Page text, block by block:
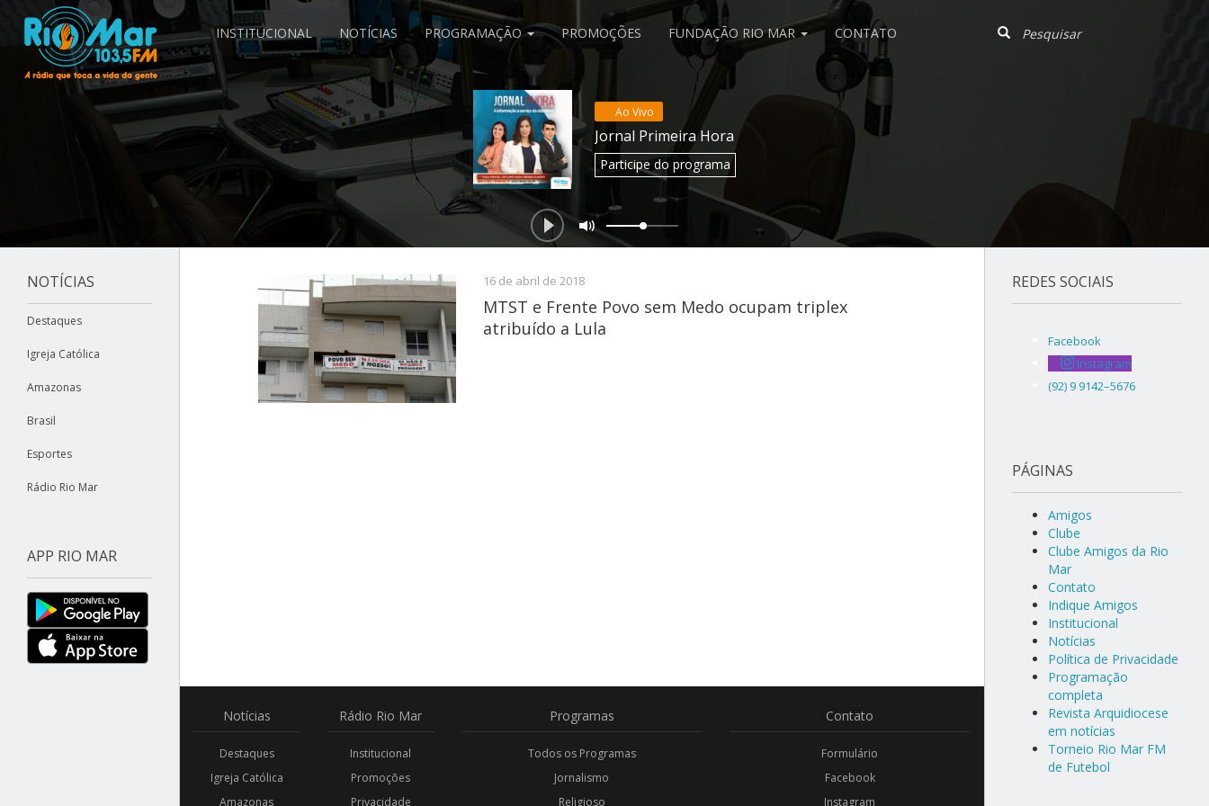
INSTITUCIONAL NOTÍCIAS PROGRAMAÇÃO PROMOÇÕES FUNDAÇÃO RIO MAR CONTATO
Ao Vivo
Jornal Primeira Hora
Participedo programa
NOTÍCIAS
Destaques
Igreja Católica
Amazonas
Brasil
Esportes
Rádio Rio Mar
APP RIO MAR
16 de abril de 2018
MTST e Frente Povo sem Medo ocupam triplex
atribuído a Lula
Notícias
Destaques
Igreja Católica
Amazonas
Rádio Rio Mar
Institucional
Promoções
Privacidade
Programas
Todos os Programas
Jornalismo
Religioso
Contato
Formulário
Facebook
Instagram
REDES SOCIAIS
Facebook
Instagram
(92) 9 9142–5676
PÁGINAS
Amigos
Clube
Clube Amigos da Rio
Mar
Contato
Indique Amigos
Institucional
Notícias
Política de Privacidade
Programação
completa
Revista Arquidiocese
em notícias
Torneio Rio Mar FM
de Futebol